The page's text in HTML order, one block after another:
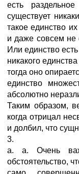
есть
существует
такое единство
и даже совсем не
Или единство
никакого
тогда оно
единство
абсолютно
Таким образом,
когда отрицал
и долбил, что
3.
a. a. Очень
обстоятельство,